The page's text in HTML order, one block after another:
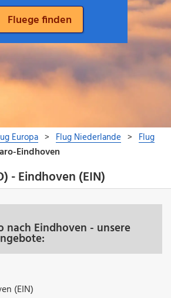
- Eindhoven (EIN)
nach Eindhoven - unsere
(EIN)